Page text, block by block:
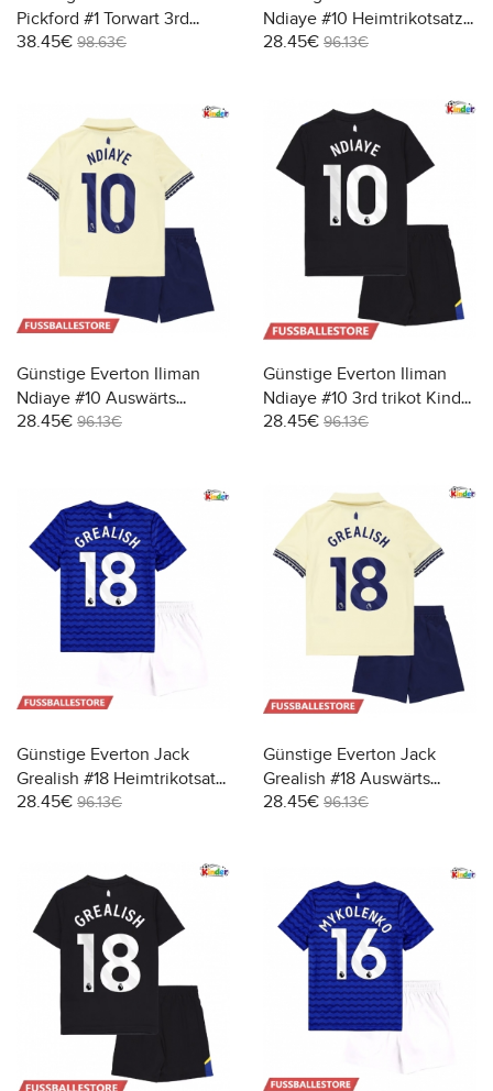
Pickford #1 Torwart 3rd
trikot Kinder 2025-26
38.45€ 98.63€
Ndiaye #10 Heimtrikotsatz
Kinder 2025-26 Kurzarm (+
28.45€ 96.13€
Günstige Everton Iliman
Ndiaye #10 Auswärts
Trikotsatzt Kinder 2025-26
28.45€ 96.13€
Günstige Everton Iliman
Ndiaye #10 3rd trikot Kinder
2025-26 Kurzarm (+ Kurze
28.45€ 96.13€
Günstige Everton Jack
Grealish #18 Heimtrikotsatz
Kinder 2025-26 Kurzarm (+
28.45€ 96.13€
Günstige Everton Jack
Grealish #18 Auswärts
Trikotsatzt Kinder 2025-26
28.45€ 96.13€